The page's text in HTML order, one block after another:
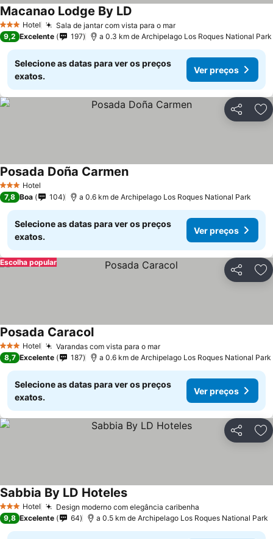
3 EstrelasHotel Sala de jantar com vista para o mar
Macanao Lodge By LD
9,2 Excelente 197 a 0.3 km de Archipelago Los Roques National Park
Selecione as datas para ver os preços
exatos.
Ver preços
Partilhar
3 EstrelasHotel
Posada Doña Carmen
7,8 Boa 104 a 0.6 km de Archipelago Los Roques National Park
Selecione as datas para ver os preços
exatos.
Ver preços
Partilhar
Escolha popular
3 EstrelasHotel Varandas com vista para o mar
Posada Caracol
8,7 Excelente 187 a 0.6 km de Archipelago Los Roques National Park
Selecione as datas para ver os preços
exatos.
Ver preços
Partilhar
3 EstrelasHotel Design moderno com elegância caribenha
Sabbia By LD Hoteles
9,8 Excelente 64 a 0.5 km de Archipelago Los Roques National Park